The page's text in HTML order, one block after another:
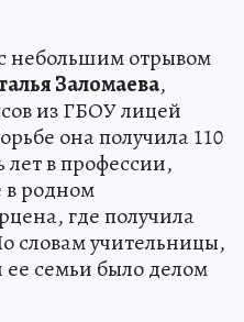
небольшим отрывом
Заломаева,
из ГБОУ лицей
она получила 110
лет в профессии,
в родном
где получила
словам учительницы,
ее семьи было делом